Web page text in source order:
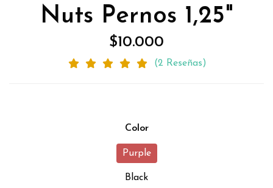
Nuts Pernos 1,25"
$10.000
(2 Reseñas)
Color
Purple
Black